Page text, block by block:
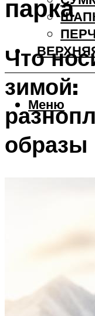
Меню
парка
Что
зимой:
образы